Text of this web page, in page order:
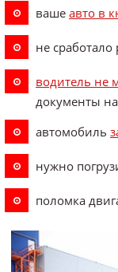
ваше авто в
не
водитель не
документы
автомобиль
нужно
поломка